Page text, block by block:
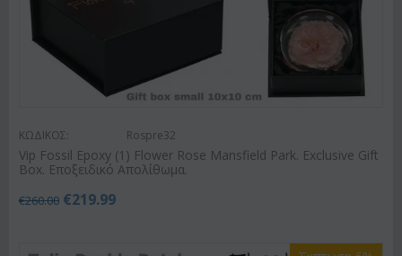
ΚΩΔΙΚΟΣ: Rospre32
Vip Fossil Epoxy (1) Flower Rose Mansfield Park. Exclusive Gift
Box. Εποξειδικό Απολίθωμα.
€260.00 €219.99